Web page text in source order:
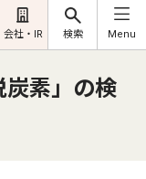
会社・IR 検索 Menu
炭素」の検